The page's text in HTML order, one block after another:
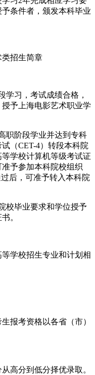
条件者，颁发本科毕业
学习，考试成绩合格，
予上海电影艺术职业学
职阶段学业并达到专科
（CET-4）转段本科院
学校计算机等级考试证
予参加本科院校组织
后，可准予转入本科院
校毕业要求和学位授予
。
学校招生专业和计划相
报考资格以各省（市）
高分到低分择优录取。